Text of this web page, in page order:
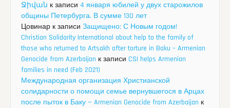
Ջիվան к записи 4 января юбилей у двух старожилов
общины Петербурга. В сумме 130 лет
Цовинар к записи Защищено: С Новым годом!
Christian Solidarity International about help to the family of
those who returned to Artsakh after torture in Baku – Armenian
Genocide from Azerbaijan к записи CSI helps Armenian
families in need (Feb 2021)
Международная организация Христианской
солидарности о помощи семье вернувшегося в Арцах
после пыток в Баку — Armenian Genocide from Azerbaijan к